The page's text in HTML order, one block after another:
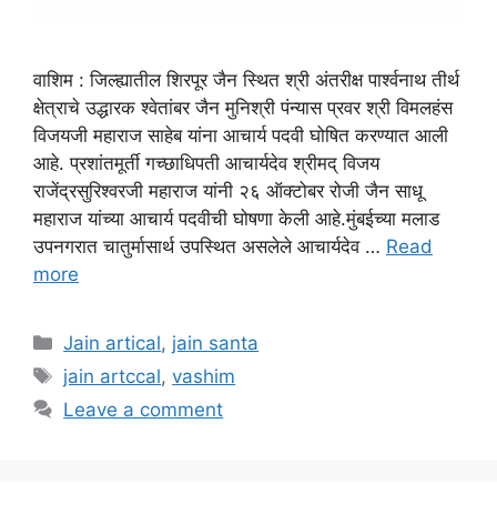
वाशिम : जिल्ह्यातील शिरपूर जैन स्थित श्री अंतरीक्ष पार्श्वनाथ तीर्थ
क्षेत्राचे उद्धारक श्वेतांबर जैन मुनिश्री पंन्यास प्रवर श्री विमलहंस
विजयजी महाराज साहेब यांना आचार्य पदवी घोषित करण्यात आली
आहे. प्रशांतमूर्ती गच्छाधिपती आचार्यदेव श्रीमद् विजय
राजेंद्रसुरिश्वरजी महाराज यांनी २६ ऑक्टोबर रोजी जैन साधू
महाराज यांच्या आचार्य पदवीची घोषणा केली आहे.मुंबईच्या मलाड
उपनगरात चातुर्मासार्थ उपस्थित असलेले आचार्यदेव … Read
more
Categories
Jain artical, jain santa
Tags
jain artccal,vashim
Leave a comment